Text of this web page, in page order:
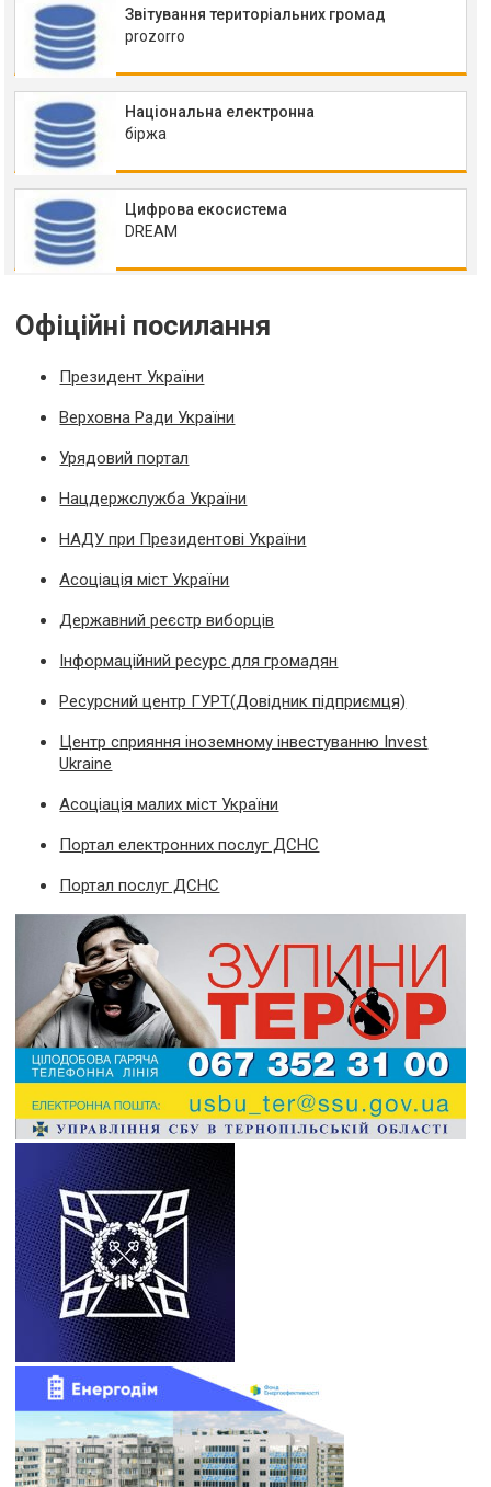
Звітування територіальних громад
prozorro
Національна електронна
біржа
Цифрова екосистема
DREAM
Офіційні посилання
Президент України
Верховна Ради України
Урядовий портал
Нацдержслужба України
НАДУ при Президентові України
Асоціація міст України
Державний реєстр виборців
Інформаційний ресурс для громадян
Ресурсний центр ГУРТ(Довідник підприємця)
Центр сприяння іноземному інвестуванню Invest
Ukraine
Асоціація малих міст України
Портал електронних послуг ДСНС
Портал послуг ДСНС